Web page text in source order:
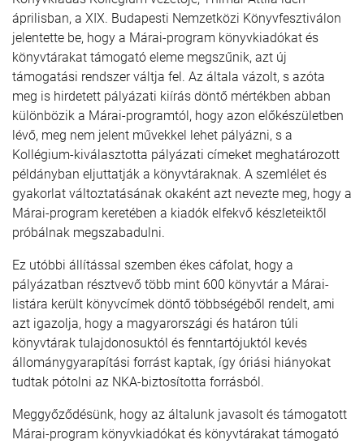
áprilisban, a XIX. Budapesti Nemzetközi Könyvfesztiválon
jelentette be, hogy a Márai-program könyvkiadókat és
könyvtárakat támogató eleme megszűnik, azt új
támogatási rendszer váltja fel. Az általa vázolt, s azóta
meg is hirdetett pályázati kiírás döntő mértékben abban
különbözik a Márai-programtól, hogy azon előkészületben
lévő, meg nem jelent művekkel lehet pályázni, s a
Kollégium-kiválasztotta pályázati címeket meghatározott
példányban eljuttatják a könyvtáraknak. A szemlélet és
gyakorlat változtatásának okaként azt nevezte meg, hogy a
Márai-program keretében a kiadók elfekvő készleteiktől
próbálnak megszabadulni.
Ez utóbbi állítással szemben ékes cáfolat, hogy a
pályázatban résztvevő több mint 600 könyvtár a Márai-
listára került könyvcímek döntő többségéből rendelt, ami
azt igazolja, hogy a magyarországi és határon túli
könyvtárak tulajdonosuktól és fenntartójuktól kevés
állománygyarapítási forrást kaptak, így óriási hiányokat
tudtak pótolni az NKA-biztosította forrásból.
Meggyőződésünk, hogy az általunk javasolt és támogatott
Márai-program könyvkiadókat és könyvtárakat támogató